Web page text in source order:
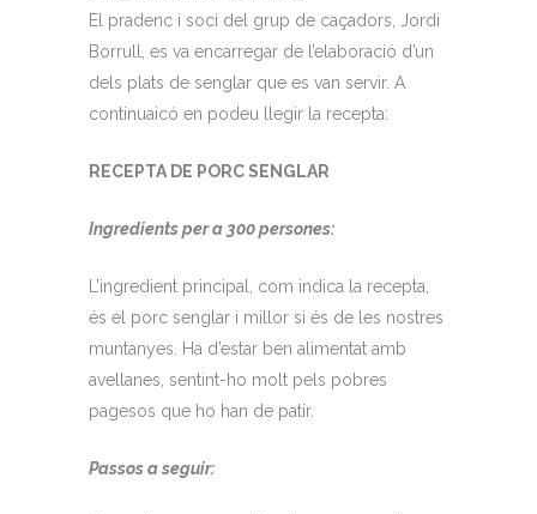
El pradenc i soci del grup de caçadors, Jordi
Borrull, es va encarregar de l’elaboració d’un
dels plats de senglar que es van servir. A
continuaicó en podeu llegir la recepta:
RECEPTA DE PORC SENGLAR
Ingredients per a 300 persones:
L’ingredient principal, com indica la recepta,
és el porc senglar i millor si és de les nostres
muntanyes. Ha d’estar ben alimentat amb
avellanes, sentint-ho molt pels pobres
pagesos que ho han de patir.
Passos a seguir: